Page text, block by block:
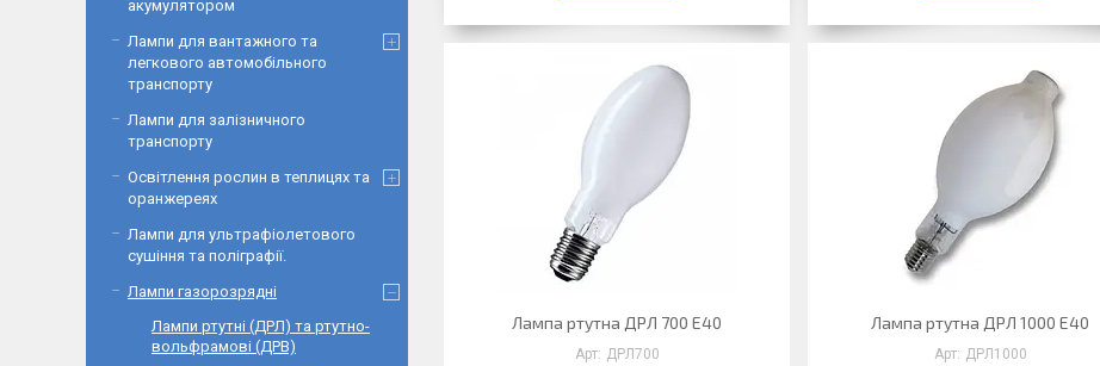
Лампа ртутна ДРЛ 700 Е40
ДРЛ700
Лампа ртутна ДРЛ 1000 Е40
ДРЛ1000
акумулятором
Лампи для вантажного та
легкового автомобільного
транспорту
Лампи для залізничного
транспорту
Освітлення рослин в теплицях та
оранжереях
Лампи для ультрафіолетового
сушіння та поліграфії.
Лампи газорозрядні
Лампи ртутні (ДРЛ) та ртутно-
вольфрамові (ДРВ)